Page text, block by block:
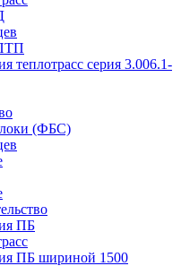
теплотрасс серия 3.006.1-
(ФБС)
ПБ
ПБ шириной 1500